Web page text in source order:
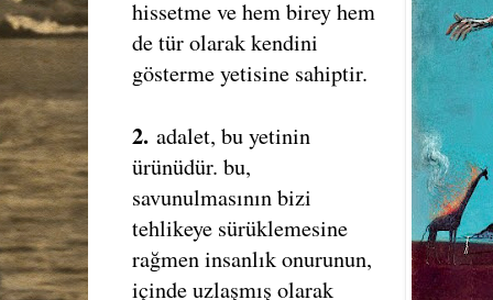
hissetme ve hem birey hem
de tür olarak kendini
gösterme yetisine sahiptir.
2. adalet, bu yetinin
ürünüdür. bu,
savunulmasının bizi
tehlikeye sürüklemesine
rağmen insanlık onurunun,
içinde uzlaşmış olarak